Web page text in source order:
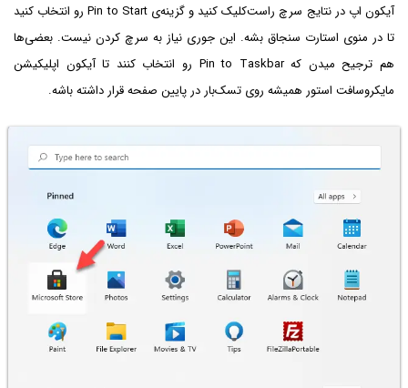
آیکون اپ در نتایج سرچ راست‌کلیک کنید و گزینه‌ی Pin to Start رو انتخاب کنید
تا در منوی استارت سنجاق بشه. این جوری نیاز به سرچ کردن نیست. بعضی‌ها
هم ترجیح میدن که Pin to Taskbar رو انتخاب کنند تا آیکون اپلیکیشن
مایکروسافت استور همیشه روی تسک‌بار در پایین صفحه قرار داشته باشه.